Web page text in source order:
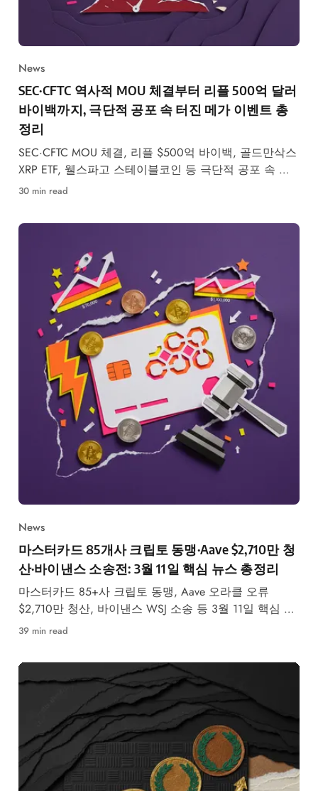
News
SEC·CFTC 역사적 MOU 체결부터 리플 500억 달러
바이백까지, 극단적 공포 속 터진 메가 이벤트 총
정리
SEC·CFTC MOU 체결, 리플 $500억 바이백, 골드만삭스
XRP ETF, 웰스파고 스테이블코인 등 극단적 공포 속 터
진 기관·규제 빅이벤트 총정리.
30 min read
News
마스터카드 85개사 크립토 동맹·Aave $2,710만 청
산·바이낸스 소송전: 3월 11일 핵심 뉴스 총정리
마스터카드 85+사 크립토 동맹, Aave 오라클 오류
$2,710만 청산, 바이낸스 WSJ 소송 등 3월 11일 핵심 트
렌딩 뉴스 데이터 분석 총정리.
39 min read